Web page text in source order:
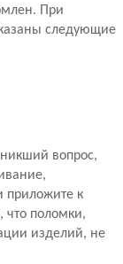
При
следующие
вопрос,
приложите к
поломки,
изделий, не